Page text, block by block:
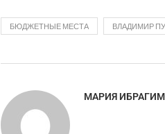
БЮДЖЕТНЫЕ МЕСТА ВЛАДИМИР
МАРИЯ